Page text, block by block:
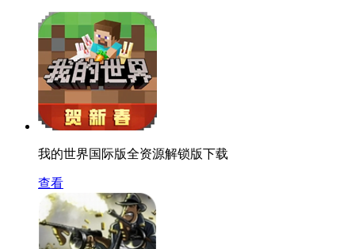
我的世界国际版全资源解锁版下载
查看